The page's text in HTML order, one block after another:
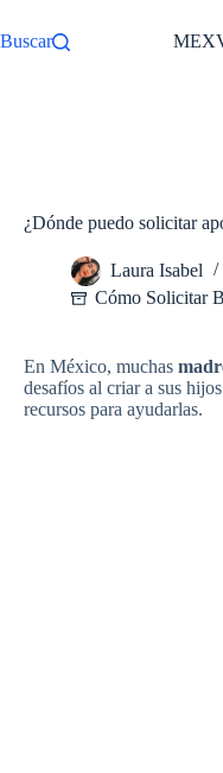
para
o
Buscar
¿Dónde puedo solicitar
Laura Isabel
Cómo Solicitar
En México, muchas
desafíos al criar a sus
recursos para ayudarlas.